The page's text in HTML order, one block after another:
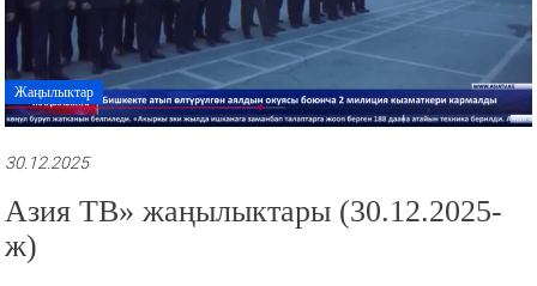
Жаңылыктар
30.12.2025
Азия ТВ» жаңылыктары (30.12.2025-
ж)